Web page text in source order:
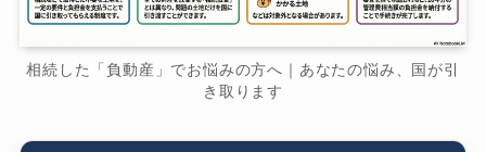
相続した「負動産」でお悩みの方へ｜あなたの悩み、国が引
き取ります